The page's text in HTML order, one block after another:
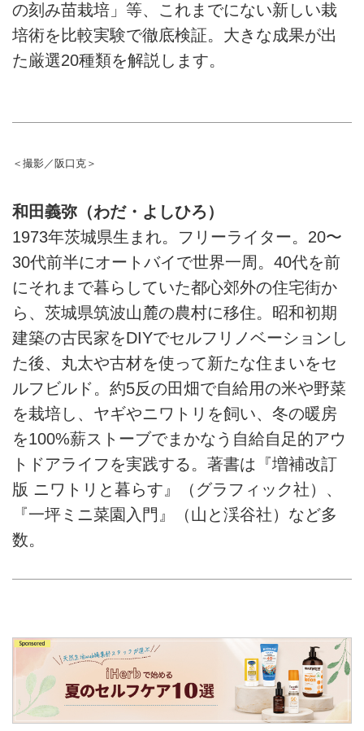
の刻み苗栽培」等、これまでにない新しい栽
培術を比較実験で徹底検証。大きな成果が出
た厳選20種類を解説します。
＜撮影／阪口克＞
和田義弥（わだ・よしひろ）
1973年茨城県生まれ。フリーライター。20〜
30代前半にオートバイで世界一周。40代を前
にそれまで暮らしていた都心郊外の住宅街か
ら、茨城県筑波山麓の農村に移住。昭和初期
建築の古民家をDIYでセルフリノベーションし
た後、丸太や古材を使って新たな住まいをセ
ルフビルド。約5反の田畑で自給用の米や野菜
を栽培し、ヤギやニワトリを飼い、冬の暖房
を100%薪ストーブでまかなう自給自足的アウ
トドアライフを実践する。著書は『増補改訂
版 ニワトリと暮らす』（グラフィック社）、
『一坪ミニ菜園入門』（山と渓谷社）など多
数。